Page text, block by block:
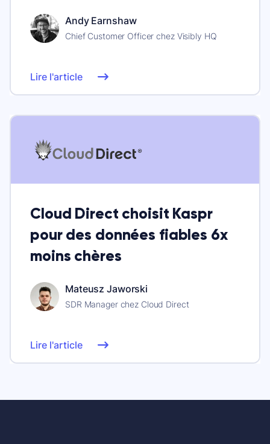
Andy Earnshaw
Chief Customer Officer chez Visibly HQ
Lire l'article
Cloud Direct choisit Kaspr
pour des données fiables 6x
moins chères
Mateusz Jaworski
SDR Manager chez Cloud Direct
Lire l'article